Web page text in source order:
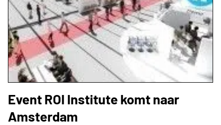
Event ROI Institute komt naar
Amsterdam